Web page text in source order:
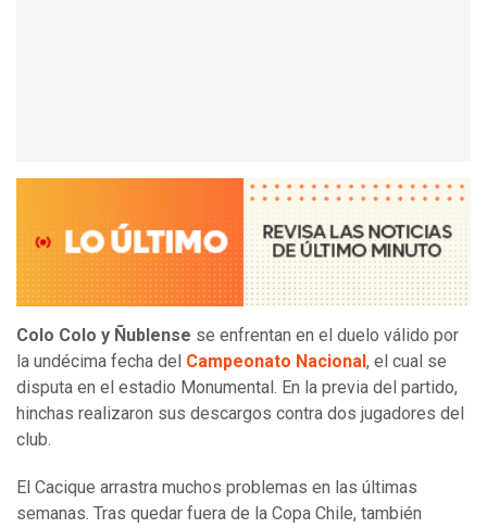
Colo Colo y Ñublense se enfrentan en el duelo válido por
la undécima fecha del Campeonato Nacional , el cual se
disputa en el estadio Monumental. En la previa del partido,
hinchas realizaron sus descargos contra dos jugadores del
club.
El Cacique arrastra muchos problemas en las últimas
semanas. Tras quedar fuera de la Copa Chile, también